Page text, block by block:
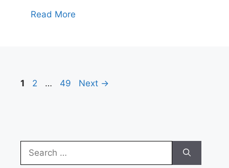
Read More
Page
1 Page
2 … Page
49 Next →
for: